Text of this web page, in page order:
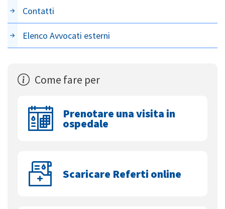
Contatti
Elenco Avvocati esterni
Come fare per
Prenotare una visita in
ospedale
Scaricare Referti online